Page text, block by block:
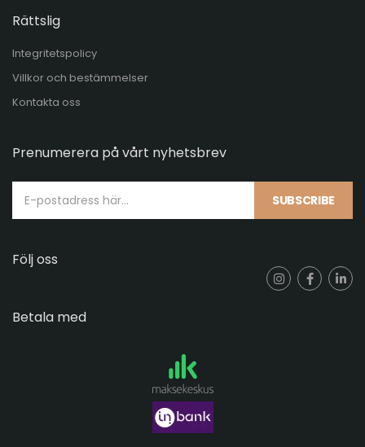
Rättslig
Integritetspolicy
Villkor och bestämmelser
Kontakta oss
Prenumerera på vårt nyhetsbrev
SUBSCRIBE
Följ oss
Betala med